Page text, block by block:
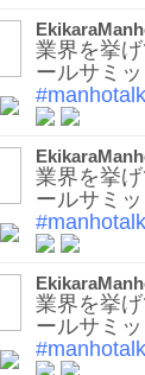
業界を挙
ールサミ
#manhotalk
業界を挙
ールサミ
#manhotalk
業界を挙
ールサミ
#manhotalk